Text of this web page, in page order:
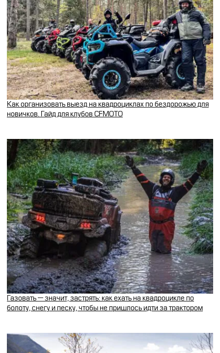
Как организовать выезд на квадроциклах по бездорожью для
новичков. Гайд для клубов CFMOTO
Газовать — значит, застрять: как ехать на квадроцикле по
болоту, снегу и песку, чтобы не пришлось идти за трактором